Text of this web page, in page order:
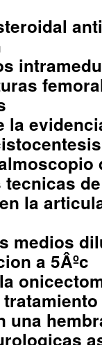
la
la
medios
a 5Âºc
una